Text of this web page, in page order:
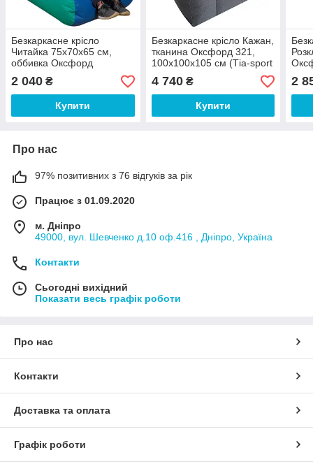
Безкаркасне крісло
Читайка 75х70х65 см,
оббивка Оксфорд
Зелений (243)+ Синій
(223) (Тia-sport ТМ)
2 040 ₴
Купити
Безкаркасне крісло Кажан,
тканина Оксфорд 321,
100х100х105 см (Тia-sport
ТМ)
4 740₴
Купити
2
Про нас
97% позитивних з 76 відгуків за рік
Працює з 01.09.2020
м. Дніпро
49000, вул. Шевченко д.10 оф.416 , Дніпро, Україна
Контакти
Сьогодні вихідний
Показати весь графік роботи
Про нас
Контакти
Доставка та оплата
Графік роботи